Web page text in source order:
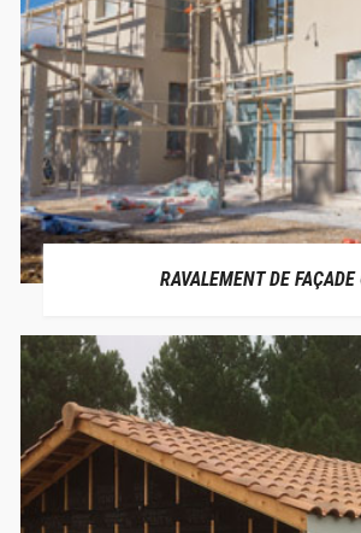
RAVALEMENT DE